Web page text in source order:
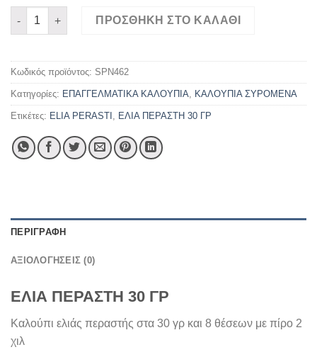
ΕΛΙΑ ΠΕΡΑΣΤΗ 30 ΓΡ ποσότητα
ΠΡΟΣΘΉΚΗ ΣΤΟ ΚΑΛΆΘΙ
Κωδικός προϊόντος: SPN462
Κατηγορίες: ΕΠΑΓΓΕΛΜΑΤΙΚΑ ΚΑΛΟΥΠΙΑ, ΚΑΛΟΥΠΙΑ ΣΥΡΟΜΕΝΑ
Ετικέτες: ELIA PERASTI , ΕΛΙΑ ΠΕΡΑΣΤΗ 30 ΓΡ
ΠΕΡΙΓΡΑΦΉ
ΑΞΙΟΛΟΓΉΣΕΙΣ (0)
ΕΛΙΑ ΠΕΡΑΣΤΗ 30 ΓΡ
Καλούπι ελιάς περαστής στα 30 γρ και 8 θέσεων με πίρο 2
χιλ